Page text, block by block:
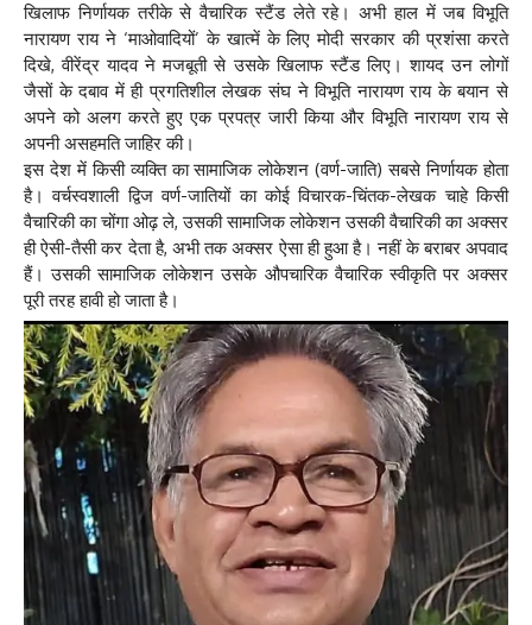
खिलाफ निर्णायक तरीके से वैचारिक स्टैंड लेते रहे। अभी हाल में जब विभूति
नारायण राय ने ‘माओवादियों’ के खात्में के लिए मोदी सरकार की प्रशंसा करते
दिखे, वीरेंद्र यादव ने मजबूती से उसके खिलाफ स्टैंड लिए। शायद उन लोगों
जैसों के दबाव में ही प्रगतिशील लेखक संघ ने विभूति नारायण राय के बयान से
अपने को अलग करते हुए एक प्रपत्र जारी किया और विभूति नारायण राय से
अपनी असहमति जाहिर की।
इस देश में किसी व्यक्ति का सामाजिक लोकेशन (वर्ण-जाति) सबसे निर्णायक होता
है। वर्चस्वशाली द्विज वर्ण-जातियों का कोई विचारक-चिंतक-लेखक चाहे किसी
वैचारिकी का चोंगा ओढ़ ले, उसकी सामाजिक लोकेशन उसकी वैचारिकी का अक्सर
ही ऐसी-तैसी कर देता है, अभी तक अक्सर ऐसा ही हुआ है। नहीं के बराबर अपवाद
हैं। उसकी सामाजिक लोकेशन उसके औपचारिक वैचारिक स्वीकृति पर अक्सर
पूरी तरह हावी हो जाता है।